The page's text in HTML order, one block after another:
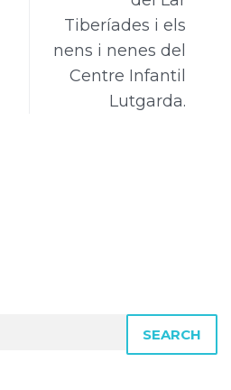
Tiberíades i els
nens i nenes del
Centre Infantil
Lutgarda.
SEARCH